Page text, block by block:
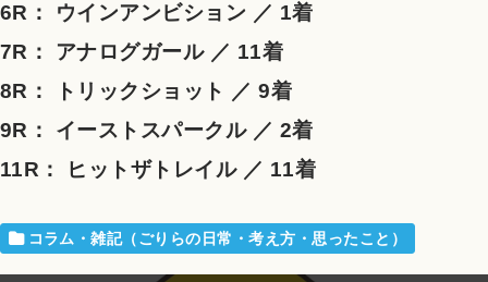
6R： ウインアンビション ／ 1着
7R： アナログガール ／ 11着
8R： トリックショット ／ 9着
9R： イーストスパークル ／ 2着
11R： ヒットザトレイル ／ 11着
コラム・雑記（ごりらの日常・考え方・思ったこと）